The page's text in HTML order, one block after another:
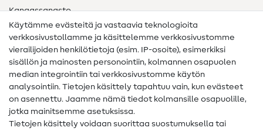
Kangassanasto
Ompelusanasto
Ompeluohjeet
Apua ja yhteystiedot
Yhteystiedot
Tietoa omistajanvaihdoksesta
Käytämme evästeitä ja vastaavia teknologioita
verkkosivustollamme ja käsittelemme verkkosivustomme
vierailijoiden henkilötietoja (esim. IP-osoite), esimerkiksi
sisällön ja mainosten personointiin, kolmannen osapuolen
median integrointiin tai verkkosivustomme käytön
analysointiin. Tietojen käsittely tapahtuu vain, kun evästeet
on asennettu. Jaamme nämä tiedot kolmansille osapuolille,
jotka mainitsemme asetuksissa.
Tietojen käsittely voidaan suorittaa suostumuksella tai